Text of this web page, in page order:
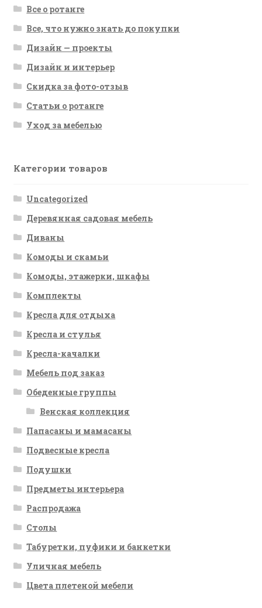
Все о ротанге
Все, что нужно знать до покупки
Дизайн — проекты
Дизайн и интерьер
Скидка за фото-отзыв
Статьи о ротанге
Уход за мебелью
Категории товаров
Uncategorized
Деревянная садовая мебель
Диваны
Комоды и скамьи
Комоды, этажерки, шкафы
Комплекты
Кресла для отдыха
Кресла и стулья
Кресла-качалки
Мебель под заказ
Обеденные группы
Венская коллекция
Папасаны и мамасаны
Подвесные кресла
Подушки
Предметы интерьера
Распродажа
Столы
Табуретки, пуфики и банкетки
Уличная мебель
Цвета плетеной мебели